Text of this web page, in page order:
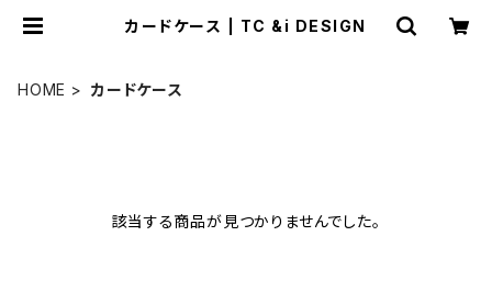
カードケース | TC &i DESIGN
HOME カードケース
該当する商品が見つかりませんでした。